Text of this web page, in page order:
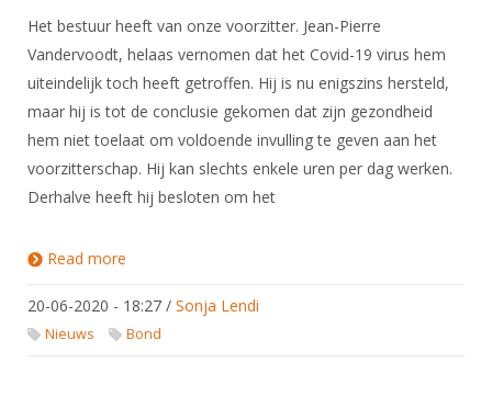
Het bestuur heeft van onze voorzitter. Jean-Pierre
Vandervoodt, helaas vernomen dat het Covid-19 virus hem
uiteindelijk toch heeft getroffen. Hij is nu enigszins hersteld,
maar hij is tot de conclusie gekomen dat zijn gezondheid
hem niet toelaat om voldoende invulling te geven aan het
voorzitterschap. Hij kan slechts enkele uren per dag werken.
Derhalve heeft hij besloten om het
Read more
20-06-2020 - 18:27 / Sonja Lendi
Nieuws Bond